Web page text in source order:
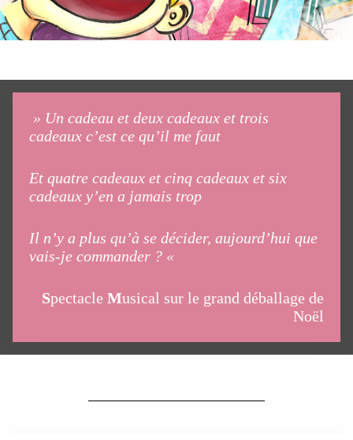
» Un cadeau et deux cadeaux et trois
cadeaux c’est ce qu’il me faut
Et quatre cadeaux et cinq cadeaux et six
cadeaux y’en a jamais trop
Il n’y a plus qu’à se décider, aujourd’hui que
vais-je commander ? «
SpectacleMusical sur le grand déballage de
Noël